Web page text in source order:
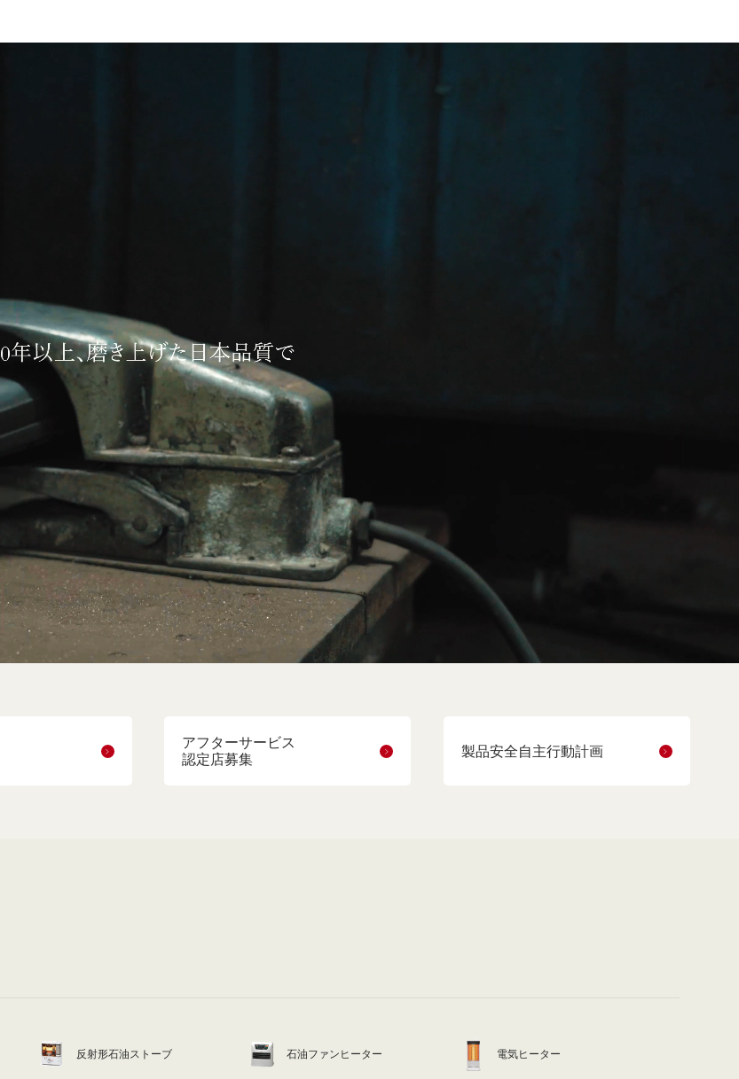
アフターサービス
認定店募集
製品安全自主行動計画
反射形石油ストーブ 石油ファンヒーター 電気ヒーター